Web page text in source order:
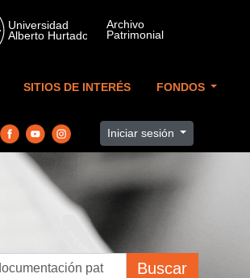
SITIOS DE INTERÉS FONDOS
Iniciar sesión
Buscar